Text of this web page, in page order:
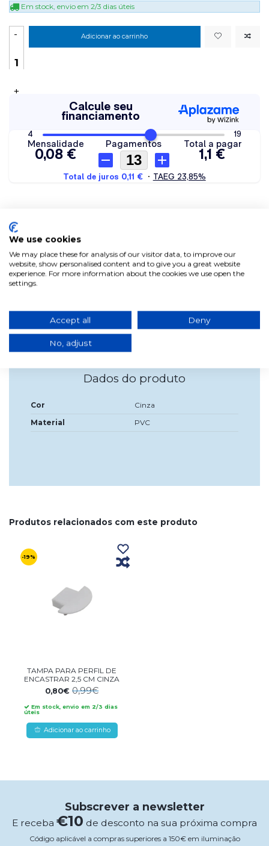
Em stock, envio em 2/3 dias úteis
-
+
Adicionar ao carrinho
TAMPA COM FURO PARA PERFIL DE
ENCASTRAR 2,5 CM CINZA
Tampa com furo para passar o cabo indicado para o perfil
Mede 2,5 cm.
Dados do produto
Cor
Cinza
Material
PVC
Produtos relacionados com este produto
-19%
TAMPA PARA PERFIL DE
ENCASTRAR 2,5 CM CINZA
0,80€0,99€
Em stock, envio em 2/3 dias
úteis
Adicionar ao carrinho
Subscrever a newsletter
E receba €10 de desconto na sua próxima compra
Código aplicável a compras superiores a 150€ em iluminação
We use cookies
We may place these for analysis of our visitor data, to improve our
website, show personalised content and to give you a great website
experience. For more information about the cookies we use open the
settings.
Accept all Deny
No, adjust